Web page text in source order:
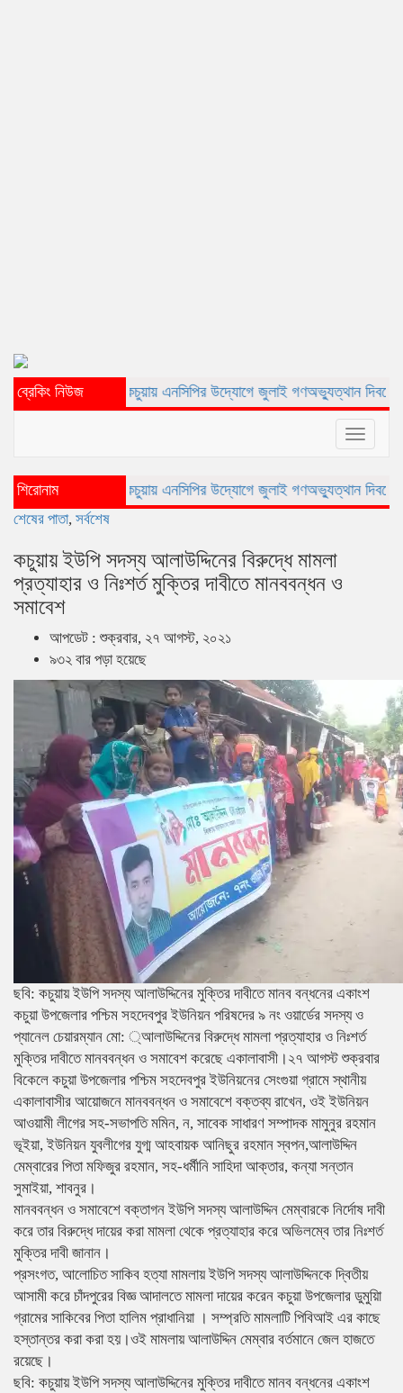
ব্রেকিং নিউজ
কচুয়ায় এনসিপির উদ্যোগে জুলাই গণঅভ্যুত্থান দিবসে র‌্যালি ও
Toggle
শিরোনামকচুয়ায় এনসিপির উদ্যোগে জুলাই গণঅভ্যুত্থান দিবসে র‌্যালি ও
শেষের পাতা, সর্বশেষ
কচুয়ায় ইউপি সদস্য আলাউদ্দিনের বিরুদ্ধে মামলা
প্রত্যাহার ও নিঃশর্ত মুক্তির দাবীতে মানববন্ধন ও
সমাবেশ
আপডেট : শুক্রবার, ২৭ আগস্ট, ২০২১
৯৩২ বার পড়া হয়েছে
ছবি: কচুয়ায় ইউপি সদস্য আলাউদ্দিনের মুক্তির দাবীতে মানব বন্ধনের একাংশ
কচুয়া উপজেলার পশ্চিম সহদেবপুর ইউনিয়ন পরিষদের ৯ নং ওয়ার্ডের সদস্য ও
প্যানেল চেয়ারম্যান মো: ্আলাউদ্দিনের বিরুদ্ধে মামলা প্রত্যাহার ও নিঃশর্ত
মুক্তির দাবীতে মানববন্ধন ও সমাবেশ করেছে একালাবাসী।২৭ আগস্ট শুক্রবার
বিকেলে কচুয়া উপজেলার পশ্চিম সহদেবপুর ইউনিয়নের সেংগুয়া গ্রামে স্থানীয়
একালাবাসীর আয়োজনে মানববন্ধন ও সমাবেশে বক্তব্য রাখেন, ওই ইউনিয়ন
আওয়ামী লীগের সহ-সভাপতি মমিন, ন, সাবেক সাধারণ সম্পাদক মামুনুর রহমান
ভূইয়া, ইউনিয়ন যুবলীগের যুগ্ম আহবায়ক আনিছুর রহমান স্বপন,আলাউদ্দিন
মেম্বারের পিতা মফিজুর রহমান, সহ-ধর্মীনি সাহিদা আক্তার, কন্যা সন্তান
সুমাইয়া, শাবনুর।
মানববন্ধন ও সমাবেশে বক্তাগন ইউপি সদস্য আলাউদ্দিন মেম্বারকে নির্দোষ দাবী
করে তার বিরুদ্ধে দায়ের করা মামলা থেকে প্রত্যাহার করে অভিলম্বে তার নিঃশর্ত
মুক্তির দাবী জানান।
প্রসংগত, আলোচিত সাকিব হত্যা মামলায় ইউপি সদস্য আলাউদ্দিনকে দ্বিতীয়
আসামী করে চাঁদপুরের বিজ্ঞ আদালতে মামলা দায়ের করেন কচুয়া উপজেলার ডুমুয়িা
গ্রামের সাকিবের পিতা হালিম প্রাধানিয়া । সম্প্রতি মামলাটি পিবিআই এর কাছে
হস্তান্তর করা করা হয়।ওই মামলায় আলাউদ্দিন মেম্বার বর্তমানে জেল হাজতে
রয়েছে।
ছবি: কচুয়ায় ইউপি সদস্য আলাউদ্দিনের মুক্তির দাবীতে মানব বন্ধনের একাংশ